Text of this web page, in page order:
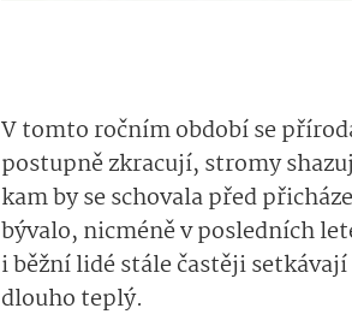
V tomto ročním období se
postupně zkracují, stromy
kam by se schovala před
bývalo, nicméně v posledních
i běžní lidé stále častěji
dlouho teplý.